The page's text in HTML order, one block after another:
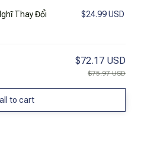
Thay Đổi
$24.99 USD
$72.17 USD
$75.97 USD
to cart